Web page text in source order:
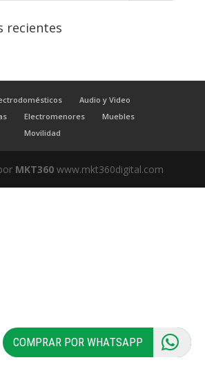
recientes
Audio y Video
Electromenores
Muebles
Movilidad
MKT360 www.mkt360digital.com
COMPRAR POR WHATSAPP